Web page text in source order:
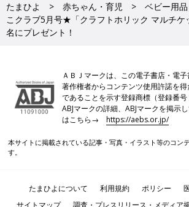
たまひよ 赤ちゃん・育児 ベビー用
こクラブ5月号★「クラフトホリック マルチケ
名にプレゼント！
ＡＢＪマークは、この電子書店・電子
著作権者からコンテンツ使用許諾を
であることを示す登録商標（登録番号
ABJマークの詳細、ABJマークを掲示
はこちら→https://aebs.or.jp/
本サイトに掲載されている記事・写真・イラスト等のコン
す。
たまひよについて 利用規約 ポリシー